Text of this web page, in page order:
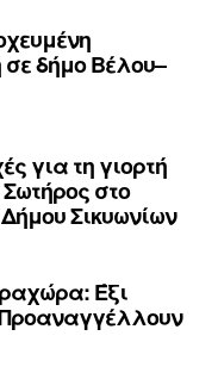
σε δήμο Βέλου–
για τη γιορτή
στο
Σικυωνίων
Έξι
Προαναγγέλλουν